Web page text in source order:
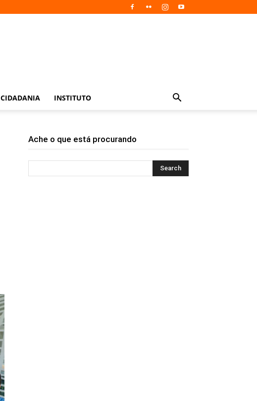
CIDADANIA INSTITUTO
Ache o que está procurando